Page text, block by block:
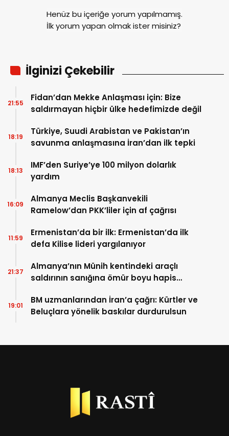
Henüz bu içeriğe yorum yapılmamış.
İlk yorum yapan olmak ister misiniz?
İlginizi Çekebilir
Fidan’dan Mekke Anlaşması için: Bize
saldırmayan hiçbir ülke hedefimizde değil
21:55
Türkiye, Suudi Arabistan ve Pakistan’ın
savunma anlaşmasına İran’dan ilk tepki
18:19
IMF’den Suriye’ye 100 milyon dolarlık
yardım
18:13
Almanya Meclis Başkanvekili
Ramelow’dan PKK’liler için af çağrısı
16:09
Ermenistan’da bir ilk: Ermenistan’da ilk
defa Kilise lideri yargılanıyor
11:59
Almanya’nın Münih kentindeki araçlı
saldırının sanığına ömür boyu hapis
21:37
BM uzmanlarından İran’a çağrı: Kürtler ve
Beluçlara yönelik baskılar durdurulsun
19:01